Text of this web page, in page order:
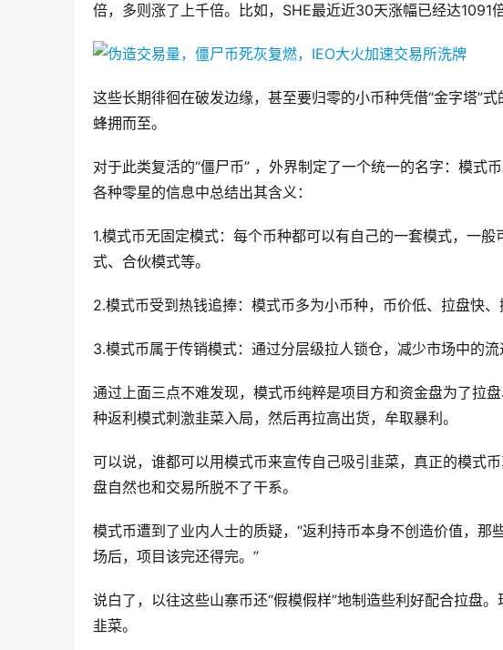
倍，多则涨了上千倍。比如，SHE最近近30天涨幅已经达1091
这些长期徘徊在破发边缘，甚至要归零的小币种凭借“金字塔”
蜂拥而至。
对于此类复活的“僵尸币” ，外界制定了一个统一的名字：模式
各种零星的信息中总结出其含义：
1.模式币无固定模式：每个币种都可以有自己的一套模式，一
式、合伙模式等。
2.模式币受到热钱追捧：模式币多为小币种，币价低、拉盘快、
3.模式币属于传销模式：通过分层级拉人锁仓，减少市场中的
通过上面三点不难发现，模式币纯粹是项目方和资金盘为了拉
种返利模式刺激韭菜入局，然后再拉高出货，牟取暴利。
可以说，谁都可以用模式币来宣传自己吸引韭菜，真正的模
盘自然也和交易所脱不了干系。
模式币遭到了业内人士的质疑，“返利持币本身不创造价值，
场后，项目该完还得完。”
说白了，以往这些山寨币还“假模假样”地制造些利好配合拉盘
韭菜。